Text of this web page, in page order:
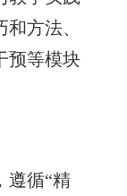
方法、
预等模块
遵循“精